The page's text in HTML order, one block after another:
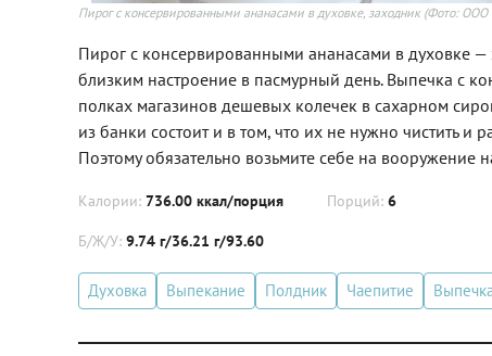
Пирог с консервированными ананасами в духовке, заходник(Фото: ООО
Пирог с консервированными ананасами в духовке
близким настроение в пасмурный день. Выпечка с
полках магазинов дешевых колечек в сахарном
из банки состоит и в том, что их не нужно чистить и
Поэтому обязательно возьмите себе на вооружение
Калории: 736.00 ккал/порция Порций: 6
Б/Ж/У: 9.74 г/36.21 г/93.60
Духовка Выпекание Полдник Чаепитие